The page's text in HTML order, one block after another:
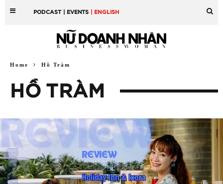
PODCAST | EVENTS | ENGLISH
Home Hồ Tràm
HỒ TRÀM